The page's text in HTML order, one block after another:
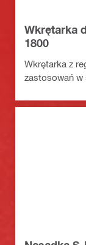
Wkrętarka
1800
Wkrętarka z
zastosowań w